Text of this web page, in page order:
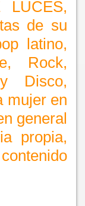
LUCES,
de su
latino,
Rock,
Disco,
mujer en
general
propia,